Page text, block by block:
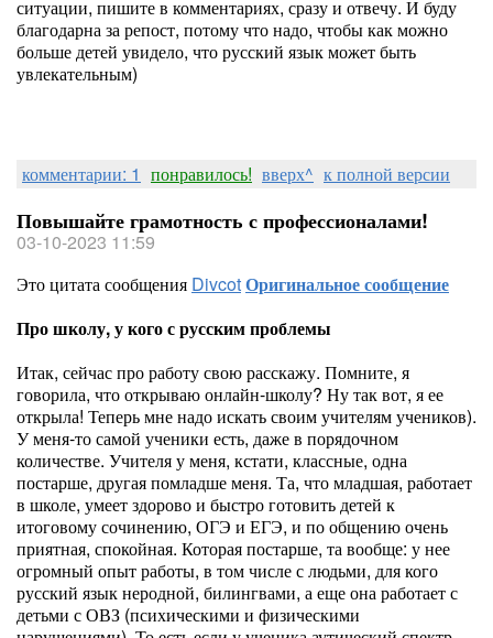
ситуации, пишите в комментариях, сразу и отвечу. И буду
благодарна за репост, потому что надо, чтобы как можно
больше детей увидело, что русский язык может быть
увлекательным)
комментарии: 1 понравилось! вверх^ к полной версии
Повышайте грамотность с профессионалами!
03-10-2023 11:59
Это цитата сообщения DivcotОригинальное сообщение
Про школу, у кого с русским проблемы
Итак, сейчас про работу свою расскажу. Помните, я
говорила, что открываю онлайн-школу? Ну так вот, я ее
открыла! Теперь мне надо искать своим учителям учеников).
У меня-то самой ученики есть, даже в порядочном
количестве. Учителя у меня, кстати, классные, одна
постарше, другая помладше меня. Та, что младшая, работает
в школе, умеет здорово и быстро готовить детей к
итоговому сочинению, ОГЭ и ЕГЭ, и по общению очень
приятная, спокойная. Которая постарше, та вообще: у нее
огромный опыт работы, в том числе с людьми, для кого
русский язык неродной, билингвами, а еще она работает с
детьми с ОВЗ (психическими и физическими